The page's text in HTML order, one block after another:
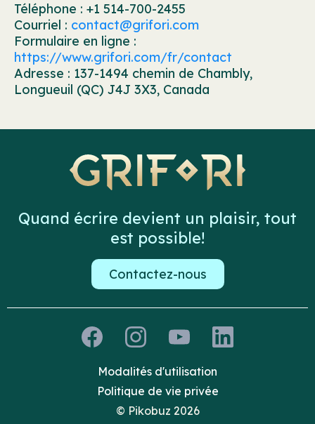
Téléphone : +1 514-700-2455
Courriel : contact@grifori.com
Formulaire en ligne :
https://www.grifori.com/fr/contact
Adresse : 137-1494 chemin de Chambly,
Longueuil (QC) J4J 3X3, Canada
Quand écrire devient un plaisir, tout
est possible!
Contactez-nous
Modalités d'utilisation
Politique de vie privée
© Pikobuz 2026